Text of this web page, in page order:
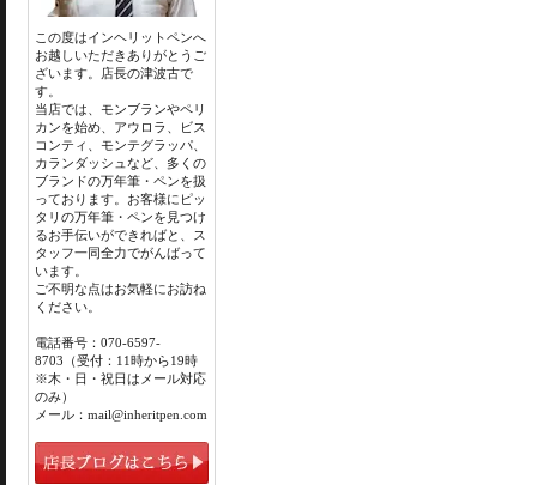
この度はインヘリットペンへ
お越しいただきありがとうご
ざいます。店長の津波古で
す。
当店では、モンブランやペリ
カンを始め、アウロラ、ビス
コンティ、モンテグラッパ、
カランダッシュなど、多くの
ブランドの万年筆・ペンを扱
っております。お客様にピッ
タリの万年筆・ペンを見つけ
るお手伝いができればと、ス
タッフ一同全力でがんばって
います。
ご不明な点はお気軽にお訪ね
ください。
電話番号：070-6597-
8703（受付：11時から19時
※木・日・祝日はメール対応
のみ）
メール：mail@inheritpen.com